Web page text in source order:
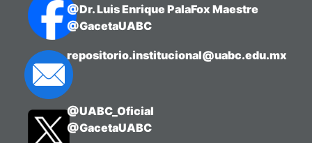
@Dr. Luis Enrique PalaFox Maestre
@GacetaUABC
repositorio.institucional@uabc.edu.mx
@UABC_Oficial
@GacetaUABC